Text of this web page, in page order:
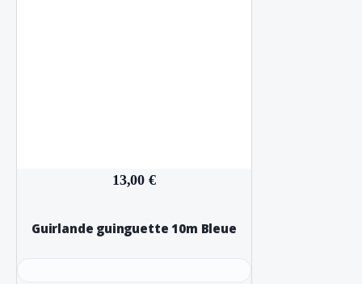
13,00 €
Guirlande guinguette 10m Bleue